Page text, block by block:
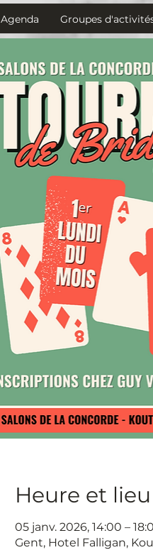
Agenda Groupes
Heure et lieu
05 janv. 2026, 14:00 –
Gent, Hotel Falligan,